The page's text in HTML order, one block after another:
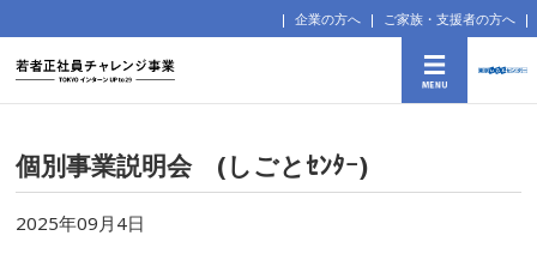
企業の方へ ご家族・支援者の方へ
個別事業説明会 (しごとｾﾝﾀｰ)
2025年09月4日